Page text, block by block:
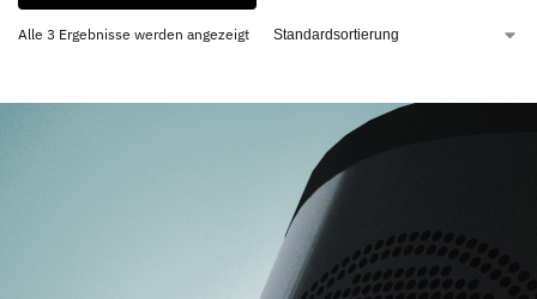
Alle 3 Ergebnisse werden angezeigt